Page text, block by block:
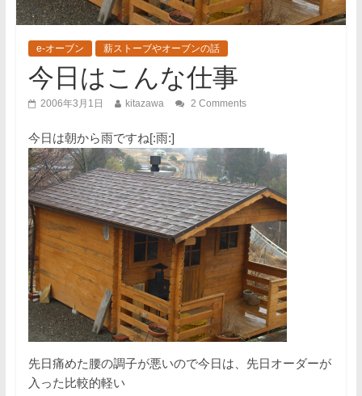
e-オーブン 薪ストーブやオーブンの話
今日はこんな仕事
2006年3月1日 kitazawa 2 Comments
今日は朝から雨ですね[:雨:]
先日痛めた腰の調子が悪いので今日は、先日オーダーが
入った比較的軽い